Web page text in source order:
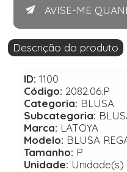
AVISE-ME
Descrição do produto
ID: 1100
Código: 2082.06.P
Categoria: BLUSA
Subcategoria:
Marca: LATOYA
Modelo: BLUSA
Tamanho: P
Unidade: Unidade(s)